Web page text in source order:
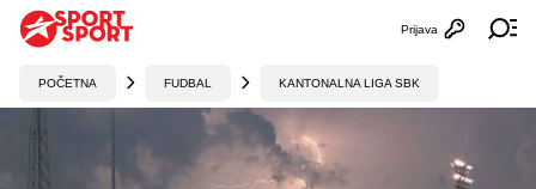
Otvori
Prijava
POČETNA FUDBAL KANTONALNA LIGA SBK